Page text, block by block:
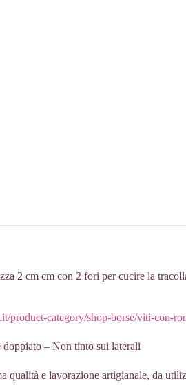
2 cm cm con 2 fori per cucire la
product-category/shop-borse/viti-con-
– Non tinto sui laterali
qualità e lavorazione artigianale, da